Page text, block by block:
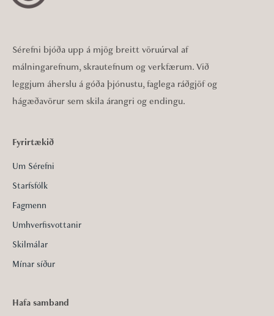
Sérefni bjóða upp á mjög breitt vöruúrval af
málningarefnum, skrautefnum og verkfærum. Við
leggjum áherslu á góða þjónustu, faglega ráðgjöf og
hágæðavörur sem skila árangri og endingu.
Fyrirtækið
Um Sérefni
Starfsfólk
Fagmenn
Umhverfisvottanir
Skilmálar
Mínar síður
Hafa samband